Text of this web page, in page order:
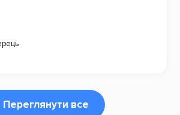
Переглянути все